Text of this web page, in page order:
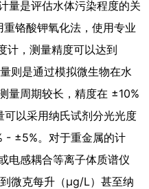
量是评估水体污染程度的关
铬酸钾氧化法，使用专业
计，测量精度可以达到
则是通过模拟微生物在水
量周期较长，精度在 ±10%
以采用纳氏试剂分光光度
- ±5%。对于重金属的计
电感耦合等离子体质谱仪
微克每升（μg/L）甚至纳